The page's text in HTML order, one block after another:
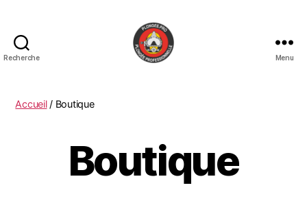
Recherche Menu
Accueil/ Boutique
Boutique